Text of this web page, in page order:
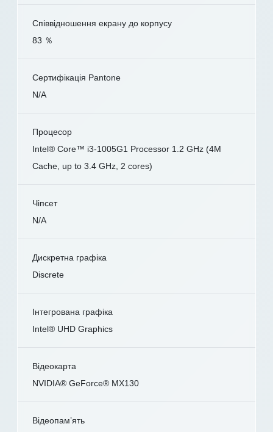
Співвідношення екрану до корпусу
83 ％
Сертифікація Pantone
N/A
Процесор
Intel® Core™ i3-1005G1 Processor 1.2 GHz (4M
Cache, up to 3.4 GHz, 2 cores)
Чіпсет
N/A
Дискретна графіка
Discrete
Інтегрована графіка
Intel® UHD Graphics
Відеокарта
NVIDIA® GeForce® MX130
Відеопам’ять